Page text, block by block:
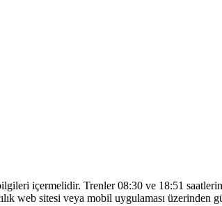
içermelidir. Trenler 08:30 ve 18:51
web sitesi veya mobil uygulaması üzerinden